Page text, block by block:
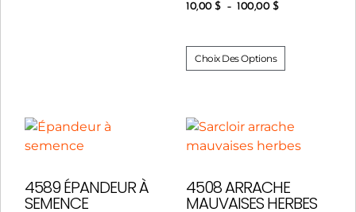
10,00$ – 100,00 $
Choix Des Options
4589 ÉPANDEUR À
SEMENCE
4508 ARRACHE
MAUVAISES HERBES